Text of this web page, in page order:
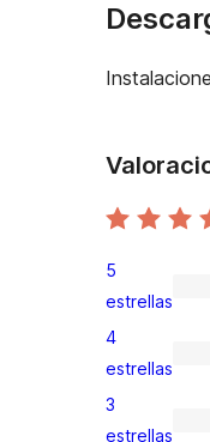
1
valoración
de
5
estrellas
0
valoraciones
de
4
estrellas
0
3
estrellas